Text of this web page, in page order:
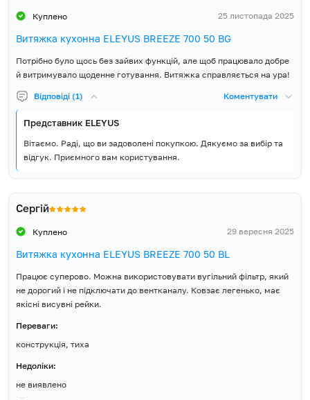
Куплено 25 листопада 2025
Витяжка кухонна ELEYUS BREEZE 700 50 BG
Потрібно було щось без зайвих функцій, але щоб працювало добре
й витримувало щоденне готування. Витяжка справляється на ура!
Відповіді (1) Коментувати
Представник ELEYUS
Вітаємо. Раді, що ви задоволені покупкою. Дякуємо за вибір та
відгук. Приємного вам користування.
Сергій
Куплено 29 вересня 2025
Витяжка кухонна ELEYUS BREEZE 700 50 BL
Працює суперово. Можна використовувати вугільний фільтр, який
не дорогий і не підключати до вентканалу. Ковзає легенько, має
якісні висувні рейки.
Переваги:
конструкція, тиха
Недоліки:
не виявлено